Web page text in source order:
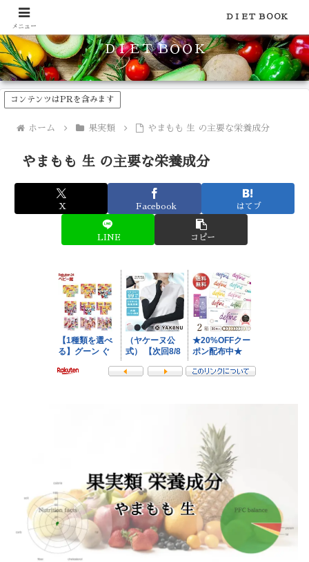
食品のカロリーや糖質などの栄養素がわかる！健康やダイエットに
ＤＩＥＴ ＢＯＯＫ
コンテンツはPRを含みます
ホーム 果実類 やまもも 生 の主要な栄養成分
やまもも 生 の主要な栄養成分
X Facebook はてブ
LINE コピー
メニュー
ＤＩＥＴ ＢＯＯＫ